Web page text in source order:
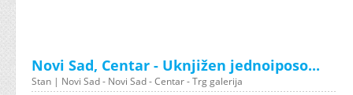
Novi Sad, Centar - Uknjižen jednoiposo...
Stan | Novi Sad - Novi Sad - Centar - Trg galerija